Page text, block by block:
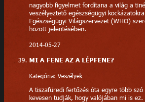
nagyobb figyelmet fordítana a világ a
veszélyeztető egészségügyi
Egészségügyi Világszervezet (WHO)
hozott jelentésében.
2014-05-27
MI A FENE AZ A LÉPFENE?
Kategória: Veszélyek
A tiszafüredi fertőzés óta egyre több
kevesen tudják, hogy valójában mi is ez.